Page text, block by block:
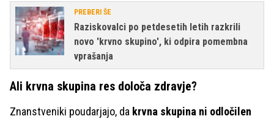
PREBERI ŠE
Raziskovalci po petdesetih letih razkrili
novo 'krvno skupino', ki odpira pomembna
vprašanja
Ali krvna skupina res določa zdravje?
Znanstveniki poudarjajo, da krvna skupina ni odločilen